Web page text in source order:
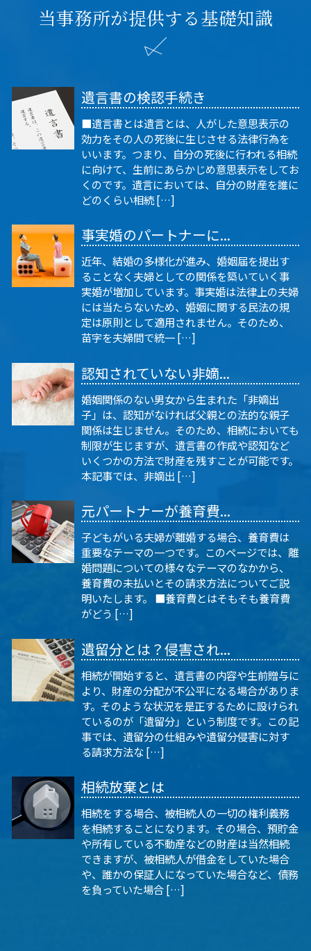
当事務所が提供する基礎知識
遺言書の検認手続き
■遺言書とは遺言とは、人がした意思表示の
効力をその人の死後に生じさせる法律行為を
いいます。つまり、自分の死後に行われる相続
に向けて、生前にあらかじめ意思表示をしてお
くのです。遺言においては、自分の財産を誰に
どのくらい相続 […]
事実婚のパートナーに...
近年、結婚の多様化が進み、婚姻届を提出す
ることなく夫婦としての関係を築いていく事
実婚が増加しています。事実婚は法律上の夫婦
には当たらないため、婚姻に関する民法の規
定は原則として適用されません。そのため、
苗字を夫婦間で統一 […]
認知されていない非嫡...
婚姻関係のない男女から生まれた「非嫡出
子」は、認知がなければ父親との法的な親子
関係は生じません。そのため、相続においても
制限が生じますが、遺言書の作成や認知など
いくつかの方法で財産を残すことが可能です。
本記事では、非嫡出 […]
元パートナーが養育費...
子どもがいる夫婦が離婚する場合、養育費は
重要なテーマの一つです。このページでは、離
婚問題についての様々なテーマのなかから、
養育費の未払いとその請求方法についてご説
明いたします。 ■養育費とはそもそも養育費
がどう […]
遺留分とは？侵害され...
相続が開始すると、遺言書の内容や生前贈与に
より、財産の分配が不公平になる場合がありま
す。そのような状況を是正するために設けられ
ているのが「遺留分」という制度です。この記
事では、遺留分の仕組みや遺留分侵害に対す
る請求方法な […]
相続放棄とは
相続をする場合、被相続人の一切の権利義務
を相続することになります。その場合、預貯金
や所有している不動産などの財産は当然相続
できますが、被相続人が借金をしていた場合
や、誰かの保証人になっていた場合など、債務
を負っていた場合 […]